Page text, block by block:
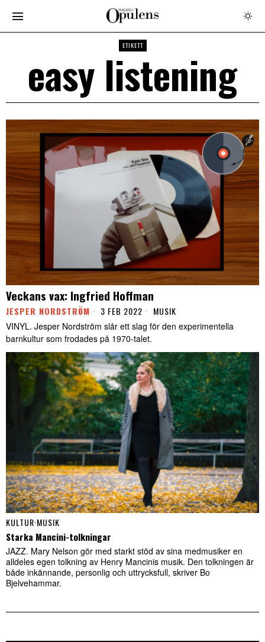
ETIKETT
easy listening
Veckans vax: Ingfried Hoffman
JESPER NORDSTRÖM 3 FEB 2022 MUSIK
VINYL. Jesper Nordström slår ett slag för den experimentella
barnkultur som frodades på 1970-talet.
KULTUR·MUSIK
Starka Mancini-tolkningar
JAZZ. Mary Nelson gör med starkt stöd av sina medmusiker en
alldeles egen tolkning av Henry Mancinis musik. Den tolkningen är
både inkännande, personlig och uttrycksfull, skriver Bo
Bjelvehammar.